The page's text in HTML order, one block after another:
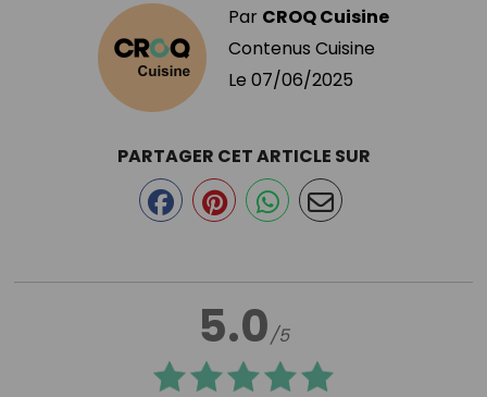
Par CROQ Cuisine
Contenus Cuisine
Le 07/06/2025
5.0/5
PARTAGER CET ARTICLE SUR